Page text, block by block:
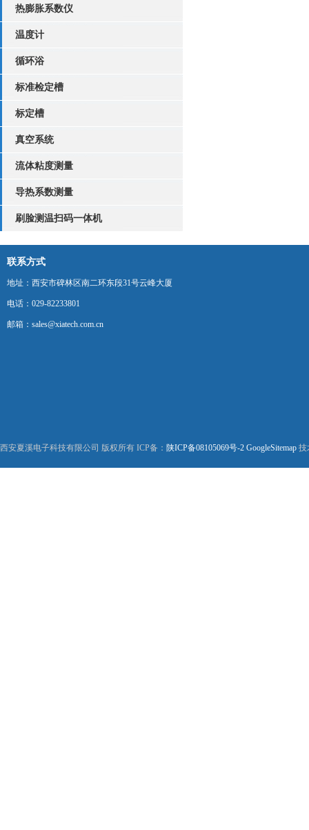
热膨胀系数仪
温度计
循环浴
标准检定槽
标定槽
真空系统
流体粘度测量
导热系数测量
刷脸测温扫码一体机
联系方式
地址：西安市碑林区南二环东段31号云峰大厦
电话：029-82233801
邮箱：sales@xiatech.com.cn
西安夏溪电子科技有限公司 版权所有 ICP备： 陕ICP备08105069号-2 GoogleSitemap 技